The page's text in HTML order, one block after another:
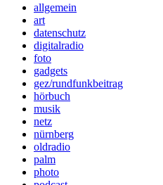
allgemein
art
datenschutz
digitalradio
foto
gadgets
gez/rundfunkbeitrag
hörbuch
musik
netz
nürnberg
oldradio
palm
photo